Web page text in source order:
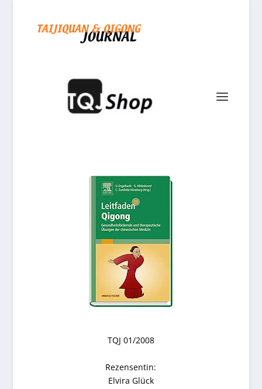
TQJ 01/2008
Rezensentin:
Elvira Glück